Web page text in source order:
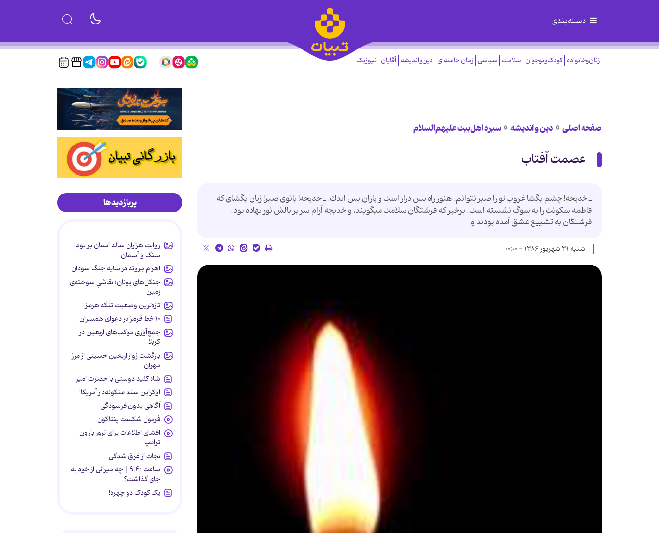
دسته‌بندی
زنان‌وخانواده کودک‌ونوجوان سلامت سیاسی زمان خامنه‌ای دین‌واندیشه آقایان نیوزیک
صفحه اصلی دین و اندیشه سیره اهل‌بیت علیهم‌السلام
عصمت آفتاب
ـ خدیجه! چشم بگشا غروب تو را صبر نتوانم. هنوز راه بس دراز است و یاران بس اندك. ـ خدیجه! بانوى صبر! زبان بگشاى كه
فاطمه سكوتت را به سوگ نشسته است. برخیز كه فرشتگان سلامت مى‏گویند. و خدیجه آرام سر بر بالش نور نهاده بود.
فرشتگان به تشییع عشق آمده بودند و
شنبه ۳۱ شهریور ۱۳۸۶ - ۰۰:۰۰
پربازدیدها
روایت هزاران ساله انسان بر بوم
سنگ و آسمان
اهرام مِروئه در سایه جنگ سودان
جنگل‌های یونان؛ نقاشیِ سوخته‌ی
زمین
تازه‌ترین وضعیت تنگه هرمز
۱۰ خط قرمز در دعوای همسران
جمع‌آوری موکب‌های اربعین در
کربلا
بازگشت زوار اربعین حسینی از مرز
مهران
شاه کلید دوستی با حضرت امیر
اوکراین سند منگوله‌دار آمریکا!
آگاهی بدون فرسودگی
فرمول شکست پنتاگون
افشای اطلاعات برای ترور بارون
ترامپ
نجات از غرق شدگی
ساعت ۹:۴۰ | چه میراثی از خود به
جای گذاشت؟
یک کودک دو چهره!